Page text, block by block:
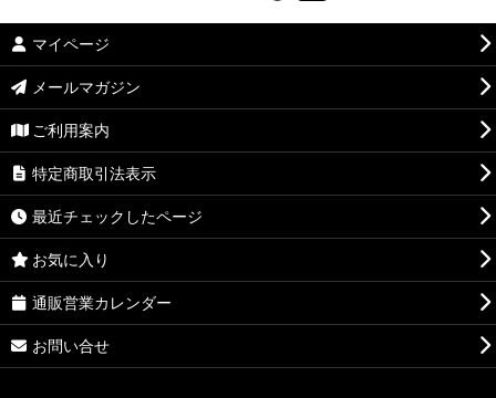
マイページ
メールマガジン
ご利用案内
特定商取引法表示
最近チェックしたページ
お気に入り
通販営業カレンダー
お問い合せ